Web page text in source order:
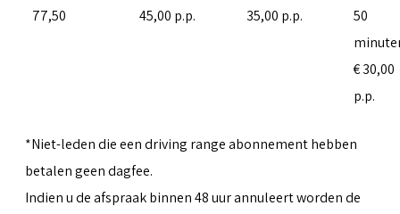
77,50
45,00 p.p.
35,00 p.p.
50
€ 30,00
p.p.
*Niet-leden die een driving range abonnement hebben
betalen geen dagfee.
Indien u de afspraak binnen 48 uur annuleert worden de